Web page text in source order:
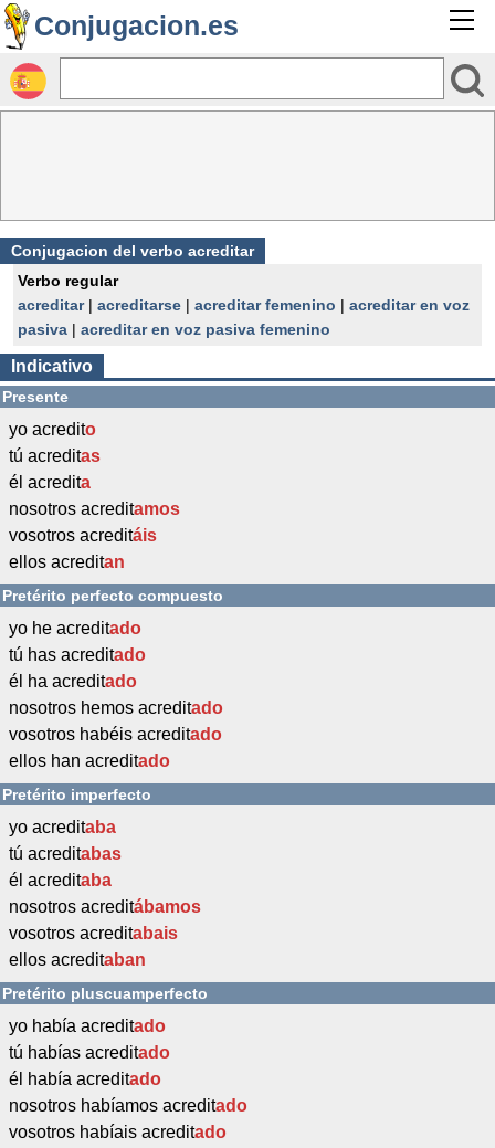
Conjugacion.es
Conjugacion del verbo acreditar
Verbo regular
acreditar| acreditarse | acreditar femenino | acreditar en voz
pasiva | acreditar en voz pasiva femenino
Indicativo
Presente
yo acredito
tú acreditas
él acredita
nosotros acreditamos
vosotros acreditáis
ellos acreditan
Pretérito perfecto compuesto
yo he acreditado
tú has acreditado
él ha acreditado
nosotros hemos acreditado
vosotros habéis acreditado
ellos han acreditado
Pretérito imperfecto
yo acreditaba
tú acreditabas
él acreditaba
nosotros acreditábamos
vosotros acreditabais
ellos acreditaban
Pretérito pluscuamperfecto
yo había acreditado
tú habías acreditado
él había acreditado
nosotros habíamos acreditado
vosotros habíais acreditado